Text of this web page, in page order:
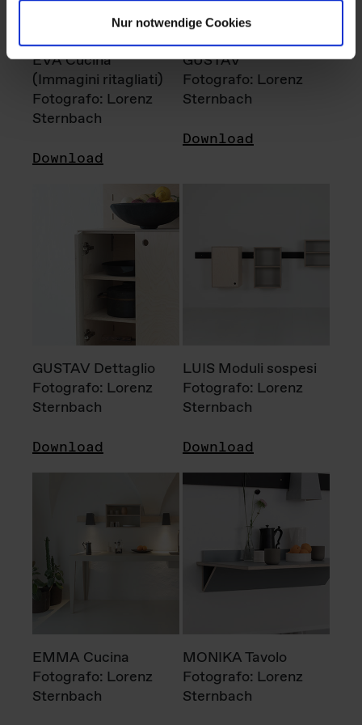
Nur notwendige Cookies
EVA Cucina
(Immagini ritagliati)
Fotografo: Lorenz
Sternbach
Download
GUSTAV
Fotografo: Lorenz
Sternbach
Download
GUSTAV Dettaglio
Fotografo: Lorenz
Sternbach
Download
LUIS Moduli sospesi
Fotografo: Lorenz
Sternbach
Download
EMMA Cucina
Fotografo: Lorenz
Sternbach
MONIKA Tavolo
Fotografo: Lorenz
Sternbach